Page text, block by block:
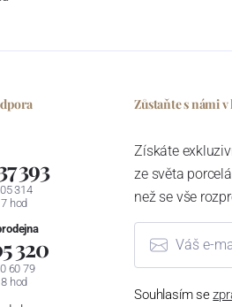
393
314
hod
320
60 79
hod
Zůstaňte s námi
Získáte
ze světa
než se vše
Souhlasím se